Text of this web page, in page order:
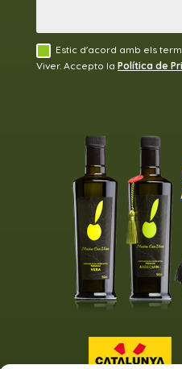
Estic d'acord amb els
Viver. Accepto laPolítica de